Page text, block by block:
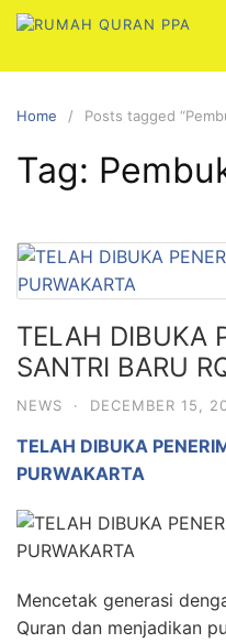
Skip
content
Home Posts tagged
Tag:
TELAH DIBUKA
SANTRI BARU
NEWS · DECEMBER 15,
TELAH DIBUKA
PURWAKARTA
Mencetak generasi
Quran dan menjadikan